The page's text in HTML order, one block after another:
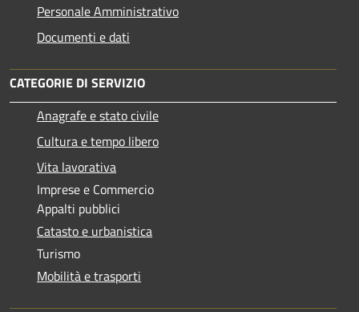
Personale Amministrativo
Documenti e dati
CATEGORIE DI SERVIZIO
Anagrafe e stato civile
Cultura e tempo libero
Vita lavorativa
Imprese e Commercio
Appalti pubblici
Catasto e urbanistica
Turismo
Mobilità e trasporti